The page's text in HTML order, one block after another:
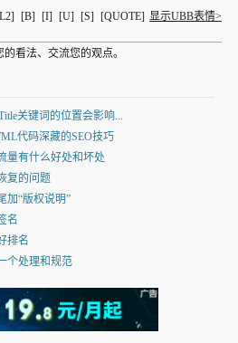
[B] [I] [U] [S] [QUOTE] 显示UBB表情>
看法、交流您的观点。
关键词的位置会影响...
代码深藏的SEO技巧
量有什么好处和坏处
复的问题
加“版权说明”
名
排名
个处理和规范